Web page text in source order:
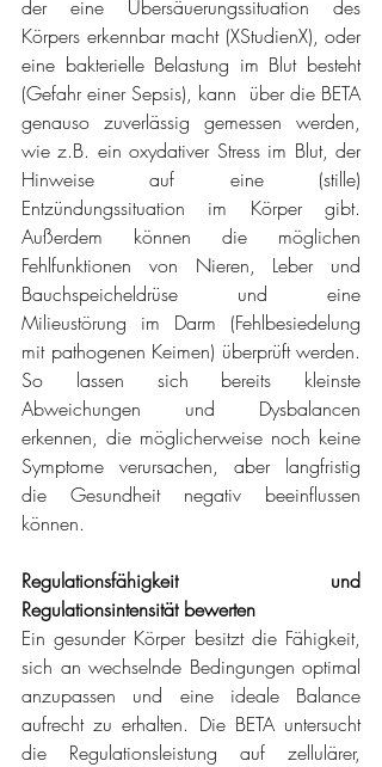
der eine Übersäuerungssituation des
Körpers erkennbar macht (XStudienX), oder
eine bakterielle Belastung im Blut besteht
(Gefahr einer Sepsis), kann  über die BETA
genauso zuverlässig gemessen werden,
wie z.B. ein oxydativer Stress im Blut, der
Hinweise auf eine (stille)
Entzündungssituation im Körper gibt.
Außerdem können die möglichen
Fehlfunktionen von Nieren, Leber und
Bauchspeicheldrüse und eine
Milieustörung im Darm (Fehlbesiedelung
mit pathogenen Keimen) überprüft werden.
So lassen sich bereits kleinste
Abweichungen und Dysbalancen
erkennen, die möglicherweise noch keine
Symptome verursachen, aber langfristig
die Gesundheit negativ beeinflussen
können.
Regulationsfähigkeit und
Regulationsintensität bewerten
Ein gesunder Körper besitzt die Fähigkeit,
sich an wechselnde Bedingungen optimal
anzupassen und eine ideale Balance
aufrecht zu erhalten. Die BETA untersucht
die Regulationsleistung auf zellulärer,